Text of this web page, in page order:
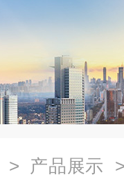
> 产品展示